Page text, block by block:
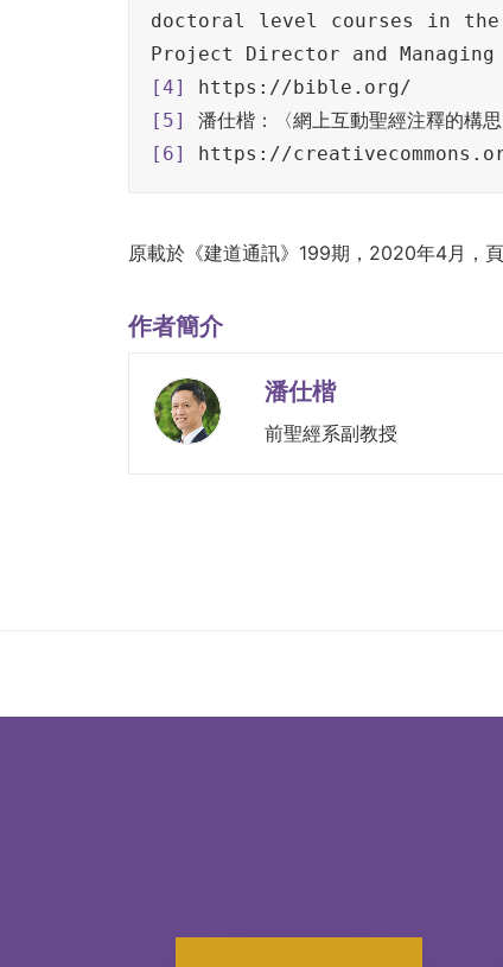
doctoral level courses in
[4]
[5]
[6]
https://
原載於《建道通訊》199期，2020年4月，頁
作者簡介
潘仕楷
前聖經系副教授